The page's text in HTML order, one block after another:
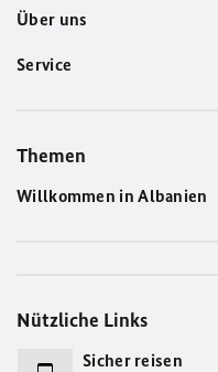
Über uns
Service
Themen
Willkommen in Albanien
Nützliche Links
Sicher reisen